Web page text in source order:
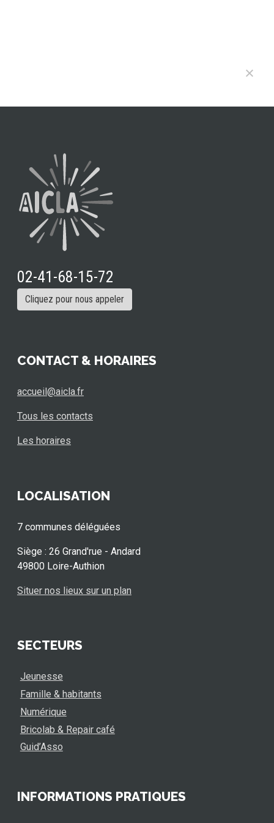
02-41-68-15-72
Cliquez pour nous appeler
CONTACT & HORAIRES
accueil@aicla.fr
Tous les contacts
Les horaires
LOCALISATION
7 communes déléguées
Siège : 26 Grand'rue - Andard
49800 Loire-Authion
Situer nos lieux sur un plan
SECTEURS
Jeunesse
Famille & habitants
Numérique
Bricolab & Repair café
Guid’Asso
INFORMATIONS PRATIQUES